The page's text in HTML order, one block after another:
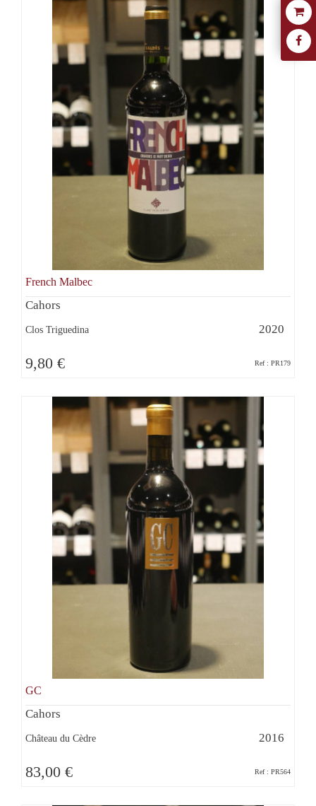
French Malbec
Cahors
Clos Triguedina 2020
9,80 € Ref : PR179
GC
Cahors
Château du Cèdre 2016
83,00 € Ref : PR564